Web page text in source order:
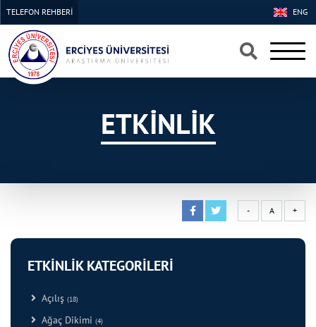
×
×
ENG
TELEFON REHBERİ
ETKİNLİK
- A +
ETKİNLİK KATEGORİLERİ
Açılış (18)
Ağaç Dikimi (4)